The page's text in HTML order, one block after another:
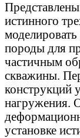
истинного
породы для
частичным
скважины.
конструкций
нагружения.
установке